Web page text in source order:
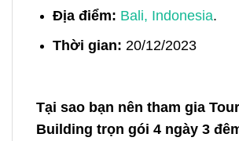
Địa điểm: Bali, Indonesia.
Thời gian: 20/12/2023
Tại sao bạn nên tham gia
Building trọn gói 4 ngày 3